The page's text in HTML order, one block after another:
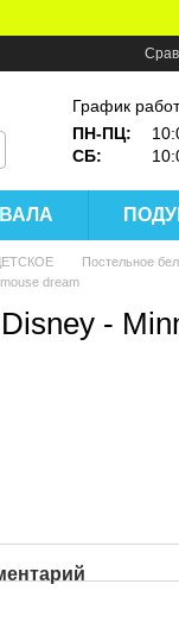
График
ПН-ПЦ:
СБ:
Постельное
dream
-